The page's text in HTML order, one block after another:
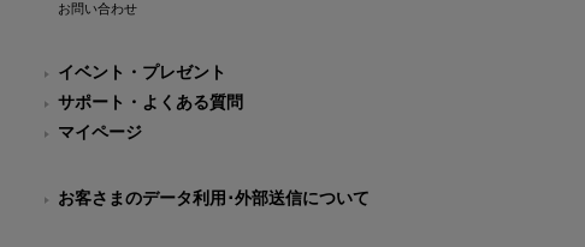
お問い合わせ
イベント・プレゼント
サポート・よくある質問
マイページ
お客さまのデータ利用･外部送信について